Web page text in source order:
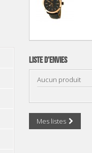
Liste d'envies
Aucun produit
Mes listes